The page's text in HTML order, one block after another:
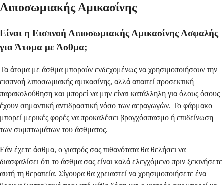
Λιποσωμιακής Αμικασίνης
Είναι η Εισπνοή Λιποσωμιακής Αμικασίνης Ασφαλής
για Άτομα με Άσθμα;
Τα άτομα με άσθμα μπορούν ενδεχομένως να χρησιμοποιήσουν την
εισπνοή λιποσωμιακής αμικασίνης, αλλά απαιτεί προσεκτική
παρακολούθηση και μπορεί να μην είναι κατάλληλη για όλους όσους
έχουν σημαντική αντιδραστική νόσο των αεραγωγών. Το φάρμακο
μπορεί μερικές φορές να προκαλέσει βρογχόσπασμο ή επιδείνωση
των συμπτωμάτων του άσθματος.
Εάν έχετε άσθμα, ο γιατρός σας πιθανότατα θα θελήσει να
διασφαλίσει ότι το άσθμα σας είναι καλά ελεγχόμενο πριν ξεκινήσετε
αυτή τη θεραπεία. Σίγουρα θα χρειαστεί να χρησιμοποιήσετε ένα